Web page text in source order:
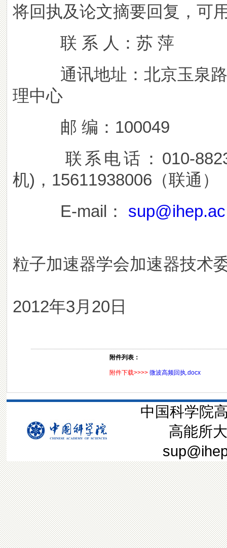
将回执及论文摘要回复，可
联 系 人：苏 萍
通讯地址：北京玉泉路
理中心
邮 编：100049
联系电话：010-
机)，15611938006（联通）
E-mail：
粒子加速器学会加速器技术
2012年3月20日
附件列表：
附件下载>>>> 微波高频回执.docx
中国科学院
高能所